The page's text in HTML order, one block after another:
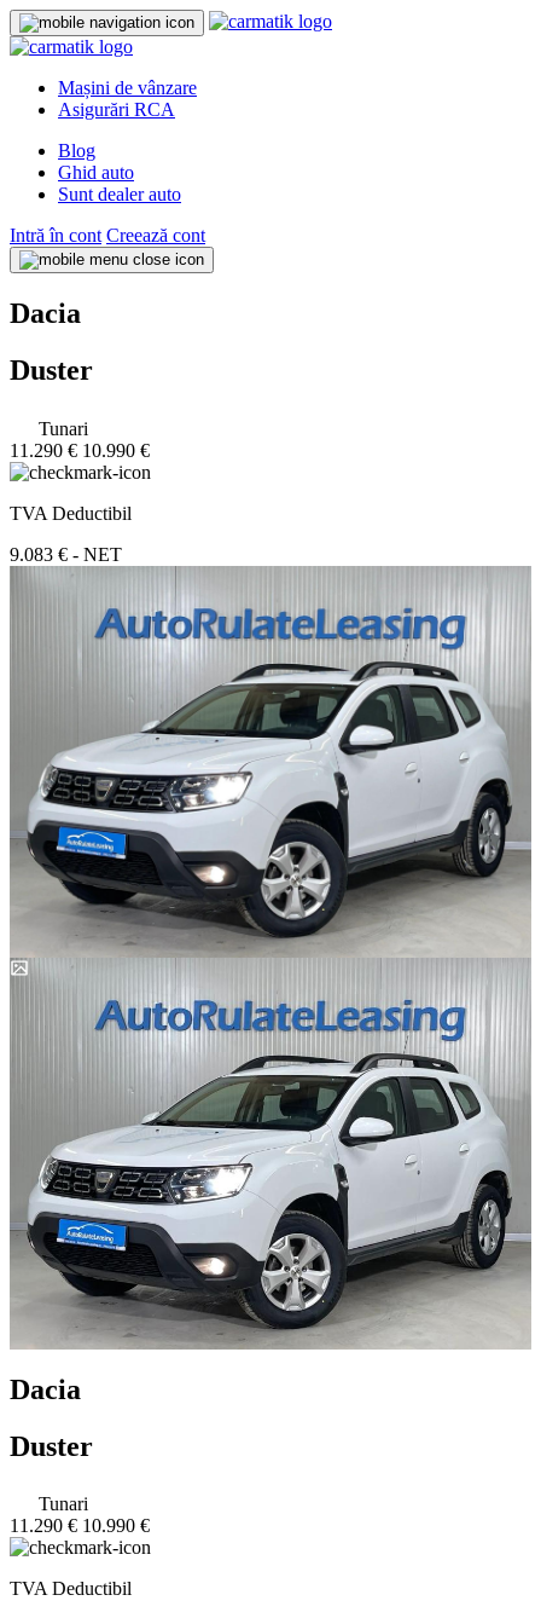
Mașini de vânzare
Asigurări RCA
Blog
Ghid auto
Sunt dealer auto
Intră în cont Creează cont
Dacia
Duster
Tunari
11.290 € 10.990 €
TVA Deductibil
9.083 € - NET
Dacia
Duster
Tunari
11.290 € 10.990 €
TVA Deductibil